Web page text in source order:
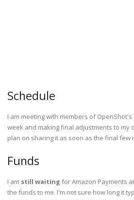
Schedule
I am meeting with members of
week and making final adjustments to my
plan on sharing it as soon as the final few
Funds
I am still waiting for Amazon Payments
the funds to me. I'm not sure how long it